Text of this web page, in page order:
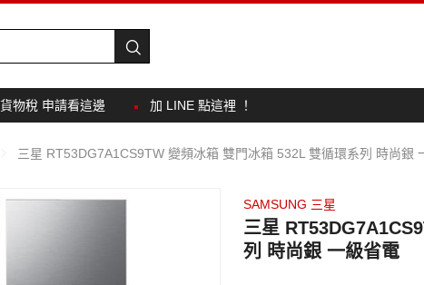
貨物稅 申請看這邊 加 LINE 點這裡 ！
三星 RT53DG7A1CS9TW 變頻冰箱 雙門冰箱 532L 雙循環系列 時尚銀
SAMSUNG 三星
三星
列 時尚銀 一級省電